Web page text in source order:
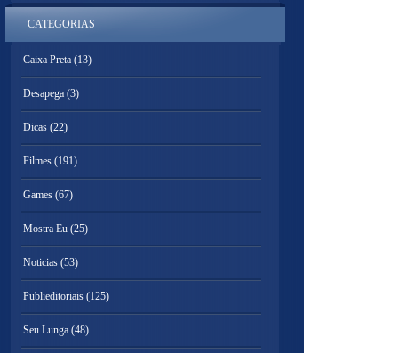
CATEGORIAS
Caixa Preta (13)
Desapega (3)
Dicas (22)
Filmes (191)
Games (67)
Mostra Eu (25)
Noticias (53)
Publieditoriais (125)
Seu Lunga (48)